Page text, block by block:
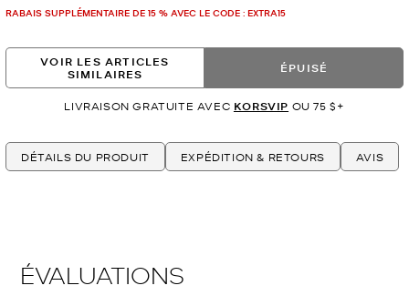
RABAIS SUPPLÉMENTAIRE DE 15 % AVEC LE CODE : EXTRA15
VOIR LES ARTICLES
SIMILAIRES
ÉPUISÉ
LIVRAISON GRATUITE AVEC KORSVIP OU 75 $+
DÉTAILS DU PRODUIT EXPÉDITION & RETOURS AVIS